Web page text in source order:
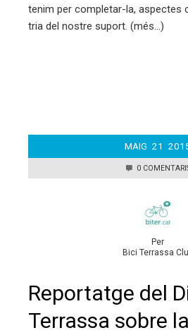
tenim per completar-la, aspectes
tria del nostre suport. (més…)
MAIG 21
0
Per
Bici Terrassa
Reportatge del
Terrassa sobre